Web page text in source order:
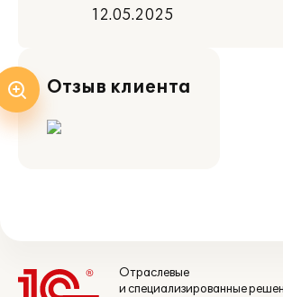
12.05.2025
Отзыв клиента
Отраслевые
и специализированные